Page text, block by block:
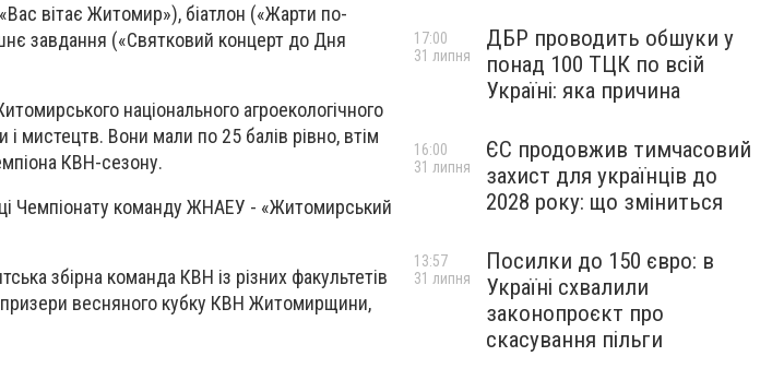
вітає Житомир»), біатлон («Жарти по-
завдання («Святковий концерт до Дня
національного агроекологічного
і мистецтв. Вони мали по 25 балів рівно, втім
КВН-сезону.
Чемпіонату команду ЖНАЕУ - «Житомирський
збірна команда КВН із різних факультетів
призери весняного кубку КВН Житомирщини,
ДБР проводить обшуки у
понад 100 ТЦК по всій
Україні: яка причина
17:00
31 липня
ЄС продовжив тимчасовий
захист для українців до
2028 року: що зміниться
16:00
31 липня
Посилки до 150 євро: в
Україні схвалили
законопроєкт про
скасування пільги
13:57
31 липня